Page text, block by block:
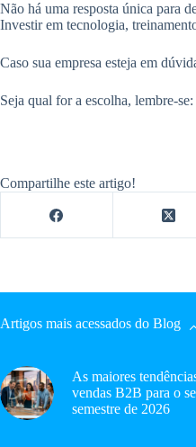
Não há uma resposta única para
Investir em tecnologia,
Caso sua empresa esteja em
Seja qual for a escolha, lembre-
Compartilhe este artigo!
Artigos mais acessados do Blog
As maiores
vendas B2B para o
semestre de 2026